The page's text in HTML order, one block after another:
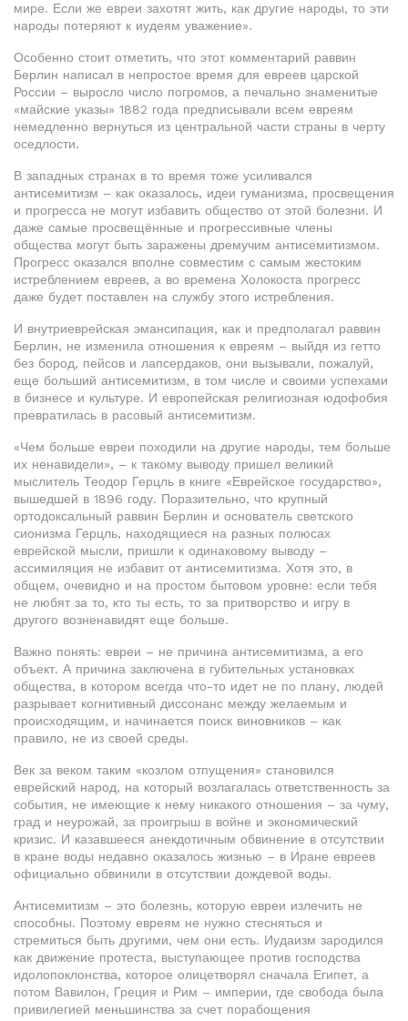
мире. Если же евреи захотят жить, как другие народы, то эти
народы потеряют к иудеям уважение».
Особенно стоит отметить, что этот комментарий раввин
Берлин написал в непростое время для евреев царской
России – выросло число погромов, а печально знаменитые
«майские указы» 1882 года предписывали всем евреям
немедленно вернуться из центральной части страны в черту
оседлости.
В западных странах в то время тоже усиливался
антисемитизм – как оказалось, идеи гуманизма, просвещения
и прогресса не могут избавить общество от этой болезни. И
даже самые просвещённые и прогрессивные члены
общества могут быть заражены дремучим антисемитизмом.
Прогресс оказался вполне совместим с самым жестоким
истреблением евреев, а во времена Холокоста прогресс
даже будет поставлен на службу этого истребления.
И внутриеврейская эмансипация, как и предполагал раввин
Берлин, не изменила отношения к евреям – выйдя из гетто
без бород, пейсов и лапсердаков, они вызывали, пожалуй,
еще больший антисемитизм, в том числе и своими успехами
в бизнесе и культуре. И европейская религиозная юдофобия
превратилась в расовый антисемитизм.
«Чем больше евреи походили на другие народы, тем больше
их ненавидели», – к такому выводу пришел великий
мыслитель Теодор Герцль в книге «Еврейское государство»,
вышедшей в 1896 году. Поразительно, что крупный
ортодоксальный раввин Берлин и основатель светского
сионизма Герцль, находящиеся на разных полюсах
еврейской мысли, пришли к одинаковому выводу –
ассимиляция не избавит от антисемитизма. Хотя это, в
общем, очевидно и на простом бытовом уровне: если тебя
не любят за то, кто ты есть, то за притворство и игру в
другого возненавидят еще больше.
Важно понять: евреи – не причина антисемитизма, а его
объект. А причина заключена в губительных установках
общества, в котором всегда что-то идет не по плану, людей
разрывает когнитивный диссонанс между желаемым и
происходящим, и начинается поиск виновников – как
правило, не из своей среды.
Век за веком таким «козлом отпущения» становился
еврейский народ, на который возлагалась ответственность за
события, не имеющие к нему никакого отношения – за чуму,
град и неурожай, за проигрыш в войне и экономический
кризис. И казавшееся анекдотичным обвинение в отсутствии
в кране воды недавно оказалось жизнью – в Иране евреев
официально обвинили в отсутствии дождевой воды.
Антисемитизм – это болезнь, которую евреи излечить не
способны. Поэтому евреям не нужно стесняться и
стремиться быть другими, чем они есть. Иудаизм зародился
как движение протеста, выступающее против господства
идолопоклонства, которое олицетворял сначала Египет, а
потом Вавилон, Греция и Рим – империи, где свобода была
привилегией меньшинства за счет порабощения